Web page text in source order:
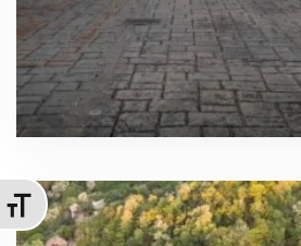
Alternar tamaño de letra